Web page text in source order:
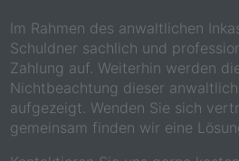
Im Rahmen des anwaltlichen
Schuldner sachlich und
Zahlung auf. Weiterhin werden
Nichtbeachtung dieser
aufgezeigt. Wenden Sie sich
gemeinsam finden wir eine